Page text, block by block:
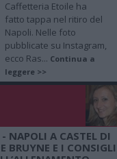
Caffetteria Etoile ha
fatto tappa nel ritiro del
Napoli. Nelle foto
pubblicate su Instagram,
ecco Ras... Continua a
leggere >>
NAPOLI A CASTEL DI
BRUYNE E I CONSIGLI